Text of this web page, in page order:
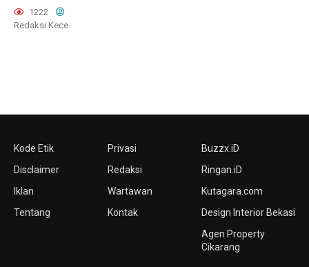
1222
Redaksi Kece
Kode Etik
Disclaimer
Iklan
Tentang
Privasi
Redaksi
Wartawan
Kontak
Buzzx.iD
Ringan.iD
Kutagara.com
Design Interior Bekasi
Agen Property
Cikarang